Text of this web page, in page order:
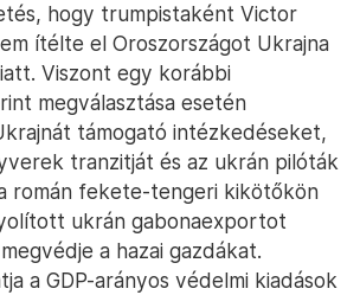
hogy trumpistaként Victor
ítélte el Oroszországot Ukrajna
Viszont egy korábbi
megválasztása esetén
támogató intézkedéseket,
tranzitját és az ukrán pilóták
román fekete-tengeri kikötőkön
ukrán gabonaexportot
a hazai gazdákat.
a GDP-arányos védelmi kiadások